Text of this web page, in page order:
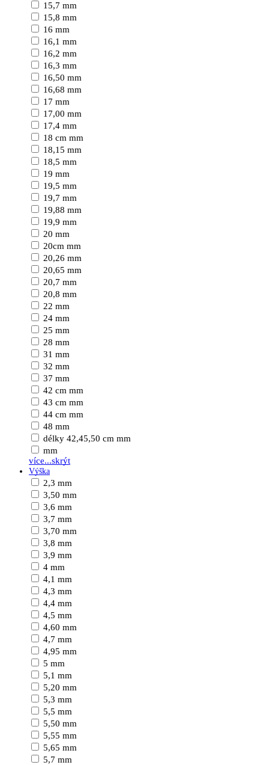
15,7 mm
15,8 mm
16 mm
16,1 mm
16,2 mm
16,3 mm
16,50 mm
16,68 mm
17 mm
17,00 mm
17,4 mm
18 cm mm
18,15 mm
18,5 mm
19 mm
19,5 mm
19,7 mm
19,88 mm
19,9 mm
20 mm
20cm mm
20,26 mm
20,65 mm
20,7 mm
20,8 mm
22 mm
24 mm
25 mm
28 mm
31 mm
32 mm
37 mm
42 cm mm
43 cm mm
44 cm mm
48 mm
délky 42,45,50 cm mm
mm
více...skrýt
Výška
2,3 mm
3,50 mm
3,6 mm
3,7 mm
3,70 mm
3,8 mm
3,9 mm
4 mm
4,1 mm
4,3 mm
4,4 mm
4,5 mm
4,60 mm
4,7 mm
4,95 mm
5 mm
5,1 mm
5,20 mm
5,3 mm
5,5 mm
5,50 mm
5,55 mm
5,65 mm
5,7 mm